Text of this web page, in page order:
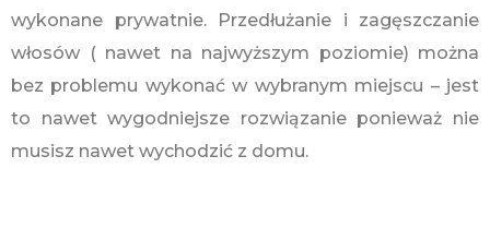
wykonane prywatnie. Przedłużanie i zagęszczanie
włosów ( nawet na najwyższym poziomie) można
bez problemu wykonać w wybranym miejscu – jest
to nawet wygodniejsze rozwiązanie ponieważ nie
musisz nawet wychodzić z domu.